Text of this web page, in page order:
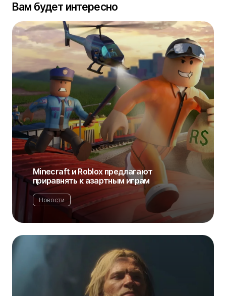
Вам будет интересно
Minecraft и Roblox предлагают
приравнять к азартным играм
Новости